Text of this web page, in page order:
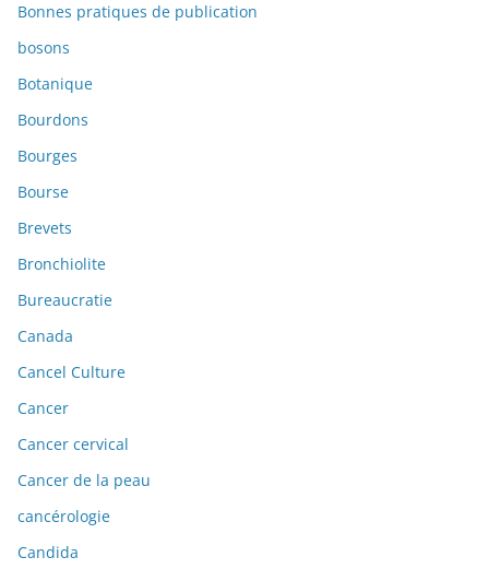
Bonnes pratiques de publication
bosons
Botanique
Bourdons
Bourges
Bourse
Brevets
Bronchiolite
Bureaucratie
Canada
Cancel Culture
Cancer
Cancer cervical
Cancer de la peau
cancérologie
Candida